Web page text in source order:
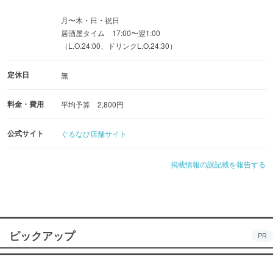
月〜木・日・祝日
居酒屋タイム 17:00〜翌1:00
（L.O.24:00、ドリンクL.O.24:30）
定休日 無
料金・費用 平均予算 2,800円
公式サイト ぐるなび店舗サイト
掲載情報の誤記載を報告する
ピックアップ PR